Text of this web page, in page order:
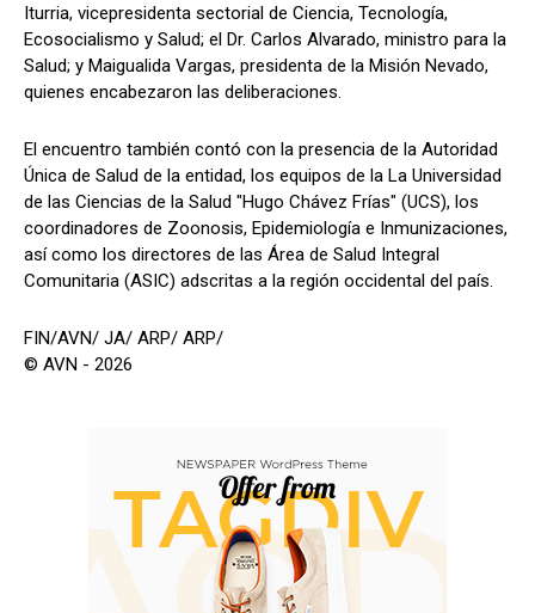
Iturria, vicepresidenta sectorial de Ciencia, Tecnología,
Ecosocialismo y Salud; el Dr. Carlos Alvarado, ministro para la
Salud; y Maigualida Vargas, presidenta de la Misión Nevado,
quienes encabezaron las deliberaciones.
El encuentro también contó con la presencia de la Autoridad
Única de Salud de la entidad, los equipos de la La Universidad
de las Ciencias de la Salud "Hugo Chávez Frías" (UCS), los
coordinadores de Zoonosis, Epidemiología e Inmunizaciones,
así como los directores de las Área de Salud Integral
Comunitaria (ASIC) adscritas a la región occidental del país.
FIN/AVN/ JA/ ARP/ ARP/
© AVN - 2026